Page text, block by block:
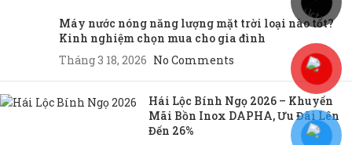
Máy nước nóng năng lượng mặt trời loại nào tốt?
Kinh nghiệm chọn mua cho gia đình
Tháng 3 18, 2026 No Comments
Hái Lộc Bính Ngọ 2026 – Khuyến
Mãi Bồn Inox DAPHA, Ưu Đãi Lên
Đến 26%